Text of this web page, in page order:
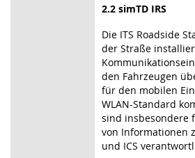
2.2 simTD IRS
Die ITS Roadside
der Straße
den Fahrzeugen
für den mobilen
WLAN-Standard
sind insbesondere
von Informationen
und ICS